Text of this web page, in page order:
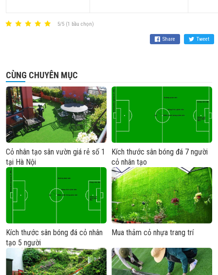
5/5 (1 bầu chọn)
Share Tweet
CÙNG CHUYÊN MỤC
Cỏ nhân tạo sân vườn giá rẻ số 1
tại Hà Nội
Kích thước sân bóng đá 7 người
cỏ nhân tạo
Kích thước sân bóng đá cỏ nhân
tạo 5 người
Mua thảm cỏ nhựa trang trí